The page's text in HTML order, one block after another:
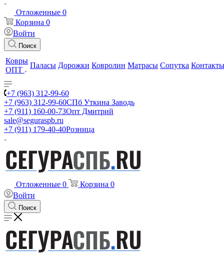
Отложенные 0
Корзина 0
Войти
Поиск
Ковры
ОПТ
Паласы Дорожки Ковролин Матрасы Сопутка Контакты
+7 (963) 312-99-60
+7 (963) 312-99-60СПб Уткина Заводь
+7 (911) 160-00-73Опт Дмитрий
sale@seguraspb.ru
+7 (911) 179-40-40Розница
Отложенные 0 Корзина 0
Войти
Поиск